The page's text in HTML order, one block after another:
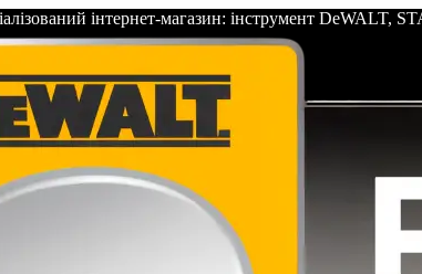
інтернет-магазин: інструмент